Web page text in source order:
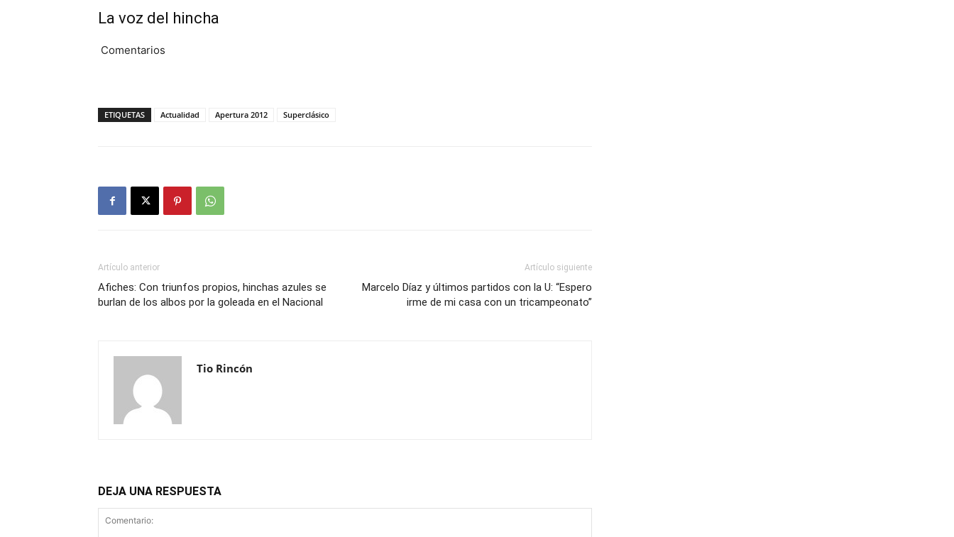
La voz del hincha
Comentarios
ETIQUETAS Actualidad Apertura 2012 Superclásico
Artículo anterior
Afiches: Con triunfos propios, hinchas azules se
burlan de los albos por la goleada en el Nacional
Artículo siguiente
Marcelo Díaz y últimos partidos con la U: “Espero
irme de mi casa con un tricampeonato”
Tio Rincón
DEJA UNA RESPUESTA